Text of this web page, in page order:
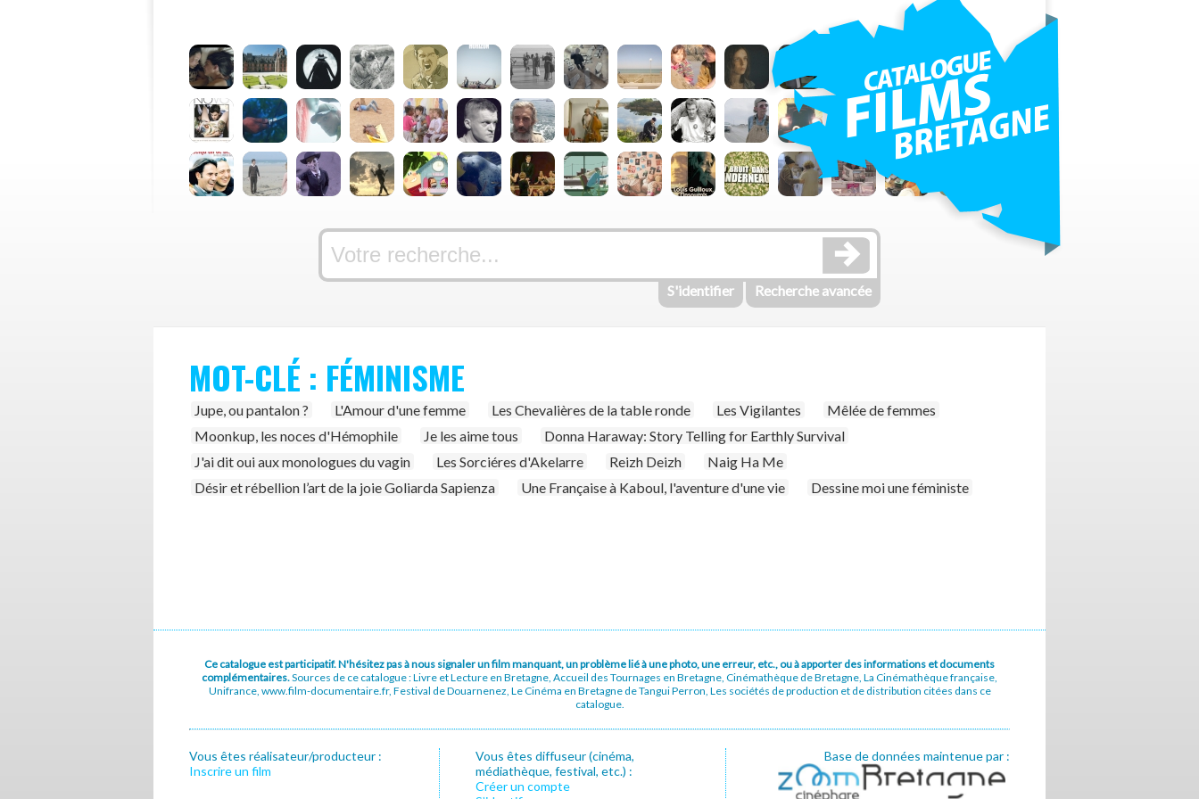
S'identifier Recherche avancée
MOT-CLÉ : FÉMINISME
Jupe, ou pantalon ? L'Amour d'une femme Les Chevalières de la table ronde Les Vigilantes
Mêlée de femmes
Moonkup, les noces d'Hémophile
Je les aime tous
Donna Haraway: Story Telling for Earthly Survival
J'ai dit oui aux monologues du vagin
Les Sorciéres d'Akelarre Reizh Deizh
Naig Ha Me
Désir et rébellion l’art de la joie Goliarda Sapienza
Une Française à Kaboul, l'aventure d'une vie Dessine moi une féministe
Ce catalogue est participatif. N'hésitez pas à nous signaler un film manquant, un problème lié à une photo, une erreur, etc., ou à apporter des informations et documents
complémentaires.Sources de ce catalogue : Livre et Lecture en Bretagne, Accueil des Tournages en Bretagne, Cinémathèque de Bretagne, La Cinémathèque française,
Unifrance, www.film-documentaire.fr, Festival de Douarnenez, Le Cinéma en Bretagne de Tangui Perron, Les sociétés de production et de distribution citées dans ce
catalogue.
Vous êtes réalisateur/producteur :
Inscrire un film
Vous êtes diffuseur (cinéma,
médiathèque, festival, etc.) :
Créer un compte
Base de données maintenue par :